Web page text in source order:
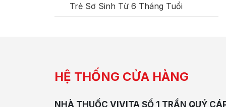
Trẻ Sơ Sinh Từ 6 Tháng Tuổi
HỆ THỐNG CỬA HÀNG
NHÀ THUỐC VIVITA SỐ 1 TRẦN QUÝ